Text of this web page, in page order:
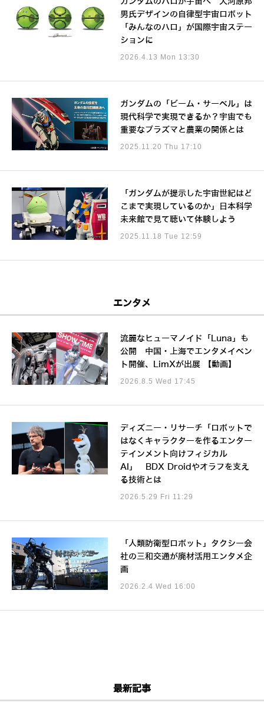
男氏デザインの自律型宇宙ロボット
「みんなのハロ」が国際宇宙ステー
ションに
2026.4.13 Mon 13:30
ガンダムの「ビーム・サーベル」は
現代科学で実現できるか？宇宙でも
重要なプラズマと農業の関係とは
2025.11.20 Thu 17:10
「ガンダムが提示した宇宙世紀はど
こまで実現しているのか」日本科学
未来館で見て聴いて体験しよう
2025.11.18 Tue 12:59
エンタメ
流麗なヒューマノイド「Luna」も
公開 中国・上海でエンタメイベン
ト開催、LimXが出展 【動画】
2026.8.5 Wed 17:45
ディズニー・リサーチ「ロボットで
はなくキャラクターを作るエンター
テインメント向けフィジカル
AI」 BDX Droidやオラフを支え
る技術とは
2026.5.29 Fri 11:29
「人類防衛型ロボット」タクシー会
社の三和交通が廃材活用エンタメ企
画
2026.2.4 Wed 16:00
最新記事